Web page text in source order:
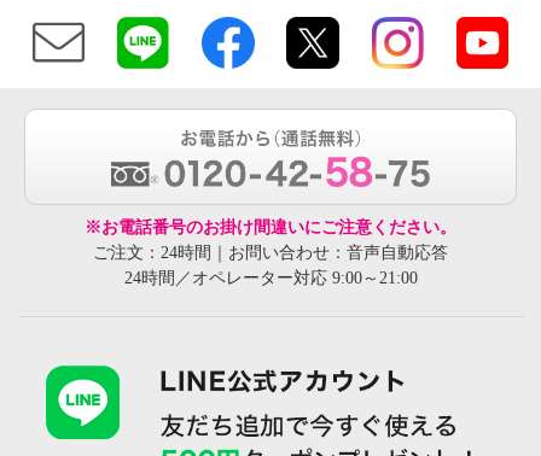
※お電話番号のお掛け間違いにご注意ください。
ご注文：24時間｜お問い合わせ：音声自動応答
24時間／オペレーター対応 9:00～21:00